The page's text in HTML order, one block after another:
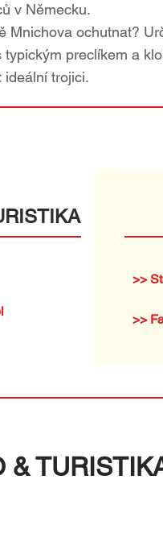
v Německu.
Mnichova ochutnat?
preclíkem a
ideální trojici.
>>
>>
&